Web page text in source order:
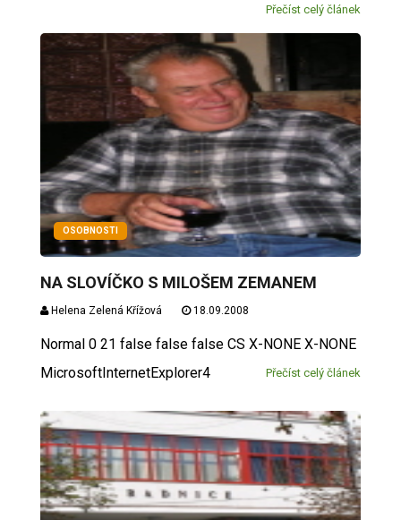
Přečíst celý článek
OSOBNOSTI
NA SLOVÍČKO S MILOŠEM ZEMANEM
Helena Zelená Křížová 18.09.2008
Normal 0 21 false false false CS X-NONE X-NONE
MicrosoftInternetExplorer4
Přečíst celý článek